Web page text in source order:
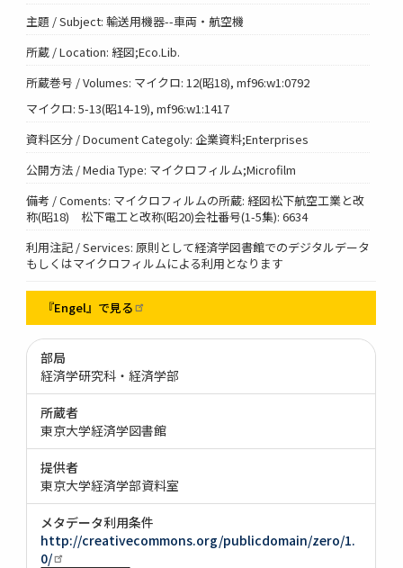
主題 / Subject: 輸送用機器--車両・航空機
所蔵 / Location: 経図;Eco.Lib.
所蔵巻号 / Volumes: マイクロ: 12(昭18), mf96:w1:0792
マイクロ: 5-13(昭14-19), mf96:w1:1417
資料区分 / Document Categoly: 企業資料;Enterprises
公開方法 / Media Type: マイクロフィルム;Microfilm
備考 / Coments: マイクロフィルムの所蔵: 経図松下航空工業と改
称(昭18) 松下電工と改称(昭20)会社番号(1-5集): 6634
利用注記 / Services: 原則として経済学図書館でのデジタルデータ
もしくはマイクロフィルムによる利用となります
『Engel』で見る
部局
経済学研究科・経済学部
所蔵者
東京大学経済学図書館
提供者
東京大学経済学部資料室
メタデータ利用条件
http://creativecommons.org/publicdomain/zero/1.
0/